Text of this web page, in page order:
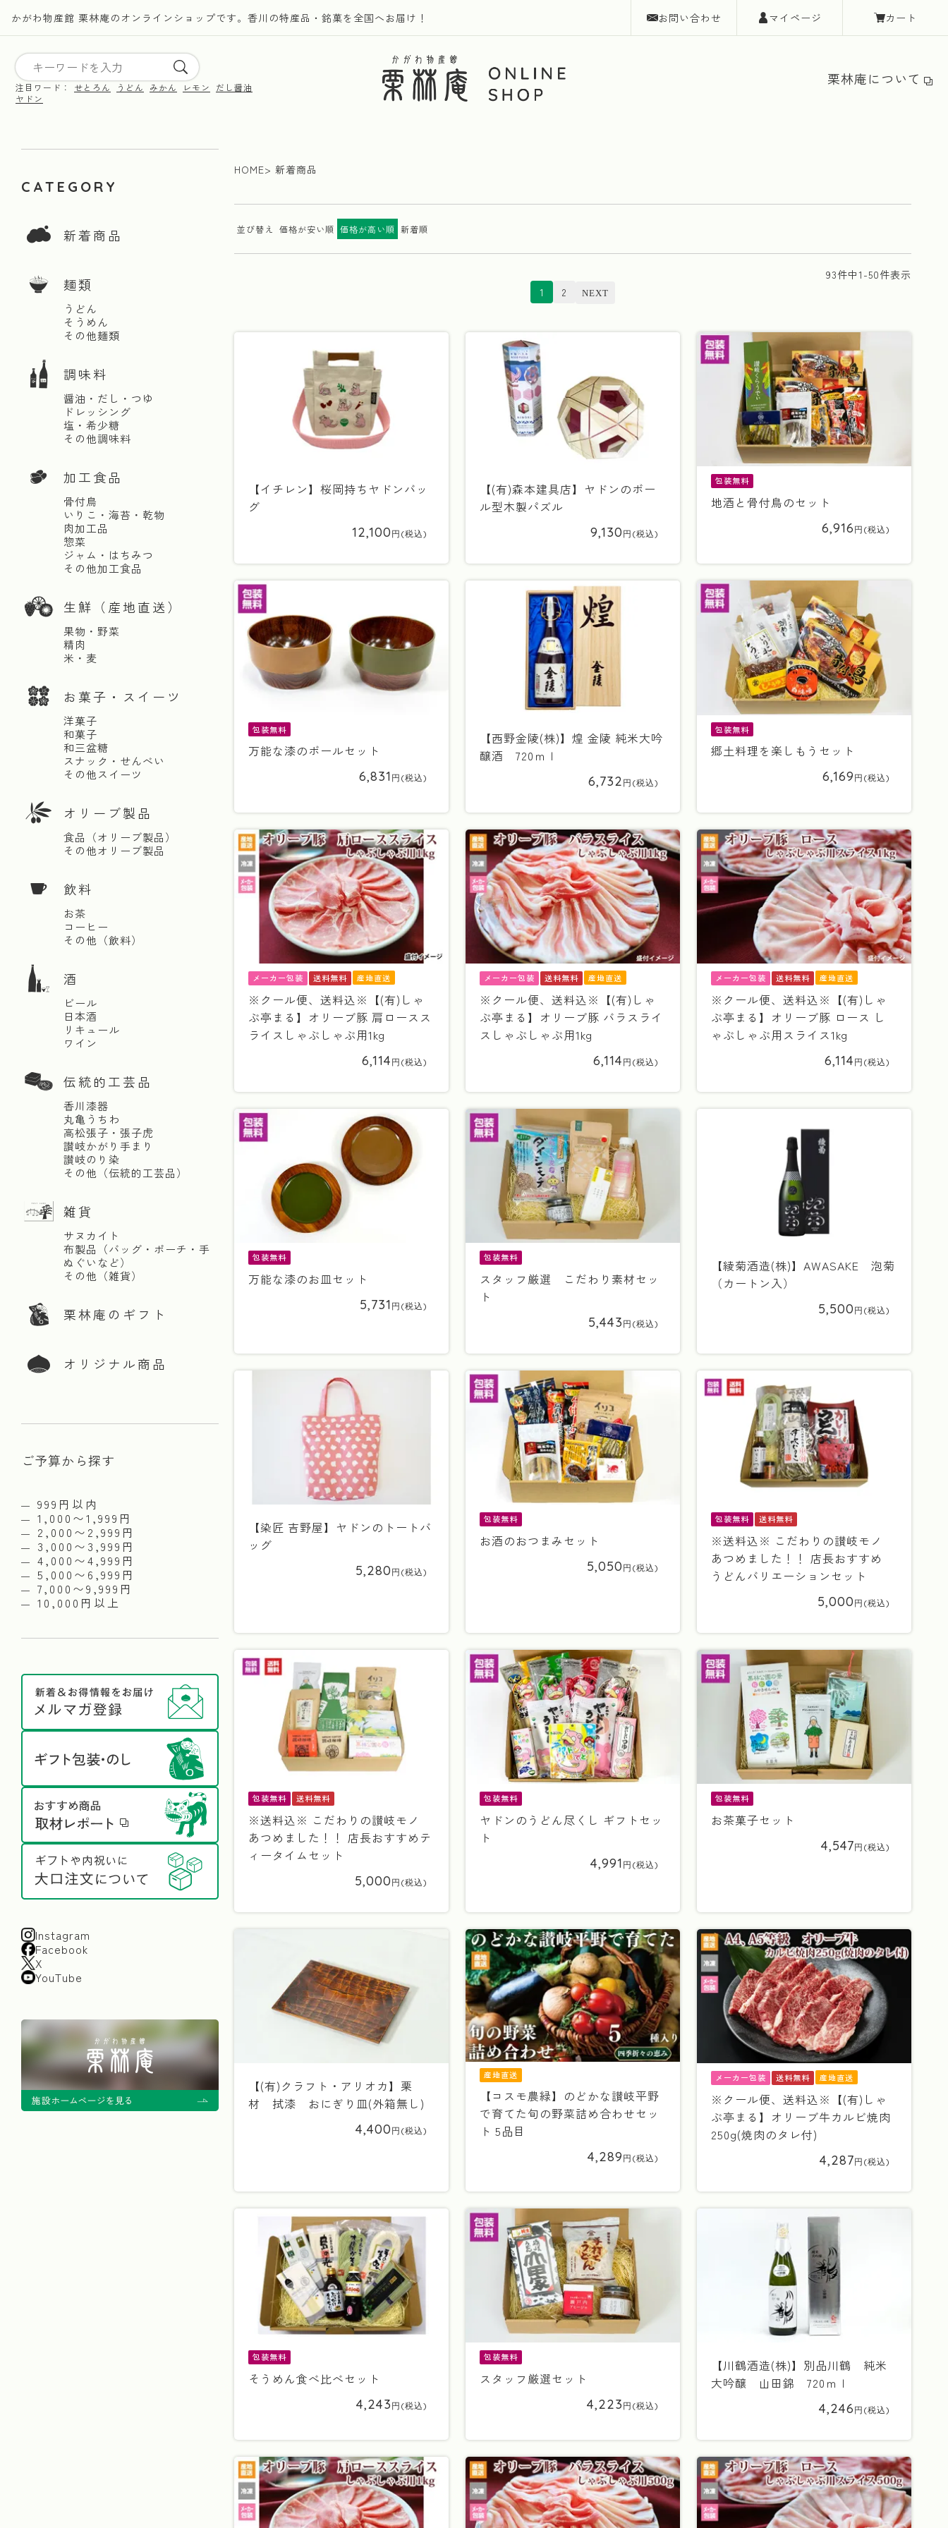
かがわ物産館 栗林庵のオンラインショップです。香川の特産品・銘菓を全国へお届け！ お問い合わせ マイページ カート
注目ワード： せとろん うどん みかん レモン
だし醤油
ヤドン
栗林庵について
CATEGORY
新着商品
麺類
うどん
そうめん
その他麺類
調味料
醤油・だし・つゆ
ドレッシング
塩・希少糖
その他調味料
加工食品
骨付鳥
いりこ・海苔・乾物
肉加工品
惣菜
ジャム・はちみつ
その他加工食品
生鮮（産地直送）
果物・野菜
精肉
米・麦
お菓子・スイーツ
洋菓子
和菓子
和三盆糖
スナック・せんべい
その他スイーツ
オリーブ製品
食品（オリーブ製品）
その他オリーブ製品
飲料
お茶
コーヒー
その他（飲料）
酒
ビール
日本酒
リキュール
ワイン
伝統的工芸品
香川漆器
丸亀うちわ
高松張子・張子虎
讃岐かがり手まり
讃岐のり染
その他（伝統的工芸品）
雑貨
サヌカイト
布製品（バッグ・ポーチ・手
ぬぐいなど）
その他（雑貨）
栗林庵のギフト
オリジナル商品
ご予算から探す
999円以内
1,000〜1,999円
2,000〜2,999円
3,000〜3,999円
4,000〜4,999円
5,000〜6,999円
7,000〜9,999円
10,000円以上
Instagram
Facebook
X
YouTube
HOME 新着商品
並び替え 価格が安い順 価格が高い順 新着順
93件中1 -50件表示
1
2
【イチレン】桜岡持ちヤドンバッ
グ
12,100
【(有)森本建具店】ヤドンのボー
ル型木製パズル
9,130
包装無料
地酒と骨付鳥のセット
6,916
包装無料
万能な漆のボールセット
6,831
【西野金陵(株)】煌 金陵 純米大吟
醸酒 720ｍｌ
6,732
包装無料
郷土料理を楽しもうセット
6,169
メーカー包装 送料無料 産地直送
※クール便、送料込※【(有)しゃ
ぶ亭まる】オリーブ豚 肩ロースス
ライスしゃぶしゃぶ用1kg
6,114
メーカー包装 送料無料 産地直送
※クール便、送料込※【(有)しゃ
ぶ亭まる】オリーブ豚 バラスライ
スしゃぶしゃぶ用1kg
6,114
メーカー包装 送料無料 産地直送
※クール便、送料込※【(有)しゃ
ぶ亭まる】オリーブ豚 ロース し
ゃぶしゃぶ用スライス1kg
6,114
包装無料
万能な漆のお皿セット
5,731
包装無料
スタッフ厳選 こだわり素材セッ
ト
5,443
【綾菊酒造(株)】AWASAKE 泡菊
（カートン入）
5,500
【染匠 吉野屋】ヤドンのトートバ
ッグ
5,280
包装無料
お酒のおつまみセット
5,050
包装無料 送料無料
※送料込※ こだわりの讃岐モノ
あつめました！！ 店長おすすめ
うどんバリエーションセット
5,000
包装無料 送料無料
※送料込※ こだわりの讃岐モノ
あつめました！！ 店長おすすめテ
ィータイムセット
5,000
包装無料
ヤドンのうどん尽くし ギフトセッ
ト
4,991
包装無料
お茶菓子セット
4,547
【(有)クラフト・アリオカ】栗
材 拭漆 おにぎり皿(外箱無し)
4,400
産地直送
【コスモ農緑】のどかな讃岐平野
で育てた旬の野菜詰め合わせセッ
ト 5品目
4,289
メーカー包装 送料無料 産地直送
※クール便、送料込※【(有)しゃ
ぶ亭まる】オリーブ牛カルビ焼肉
250g(焼肉のタレ付)
4,287
包装無料
そうめん食べ比べセット
4,243
包装無料
スタッフ厳選セット
4,223
【川鶴酒造(株)】別品川鶴 純米
大吟醸 山田錦 720ｍｌ
4,246